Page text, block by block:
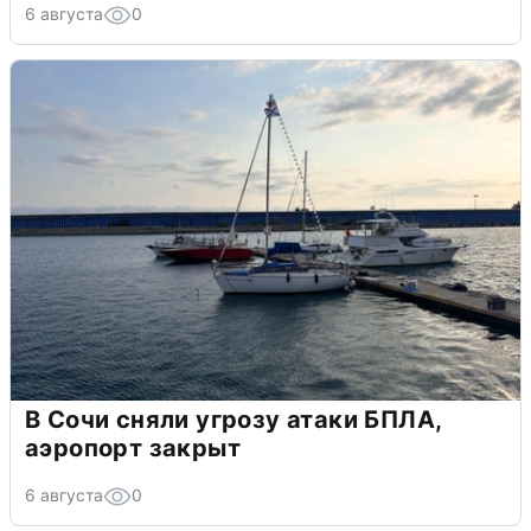
6 августа 0
В Сочи сняли угрозу атаки БПЛА,
аэропорт закрыт
6 августа 0